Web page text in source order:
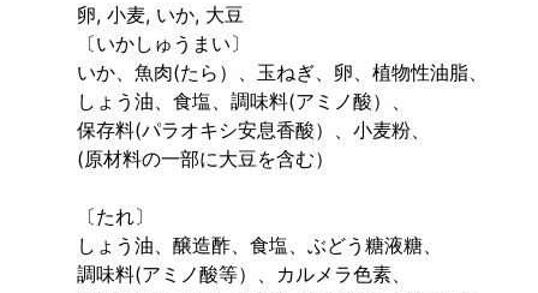
卵, 小麦, いか, 大豆
〔いかしゅうまい〕
いか、魚肉(たら）、玉ねぎ、卵、植物性油脂、
しょう油、食塩、調味料(アミノ酸）、
保存料(パラオキシ安息香酸）、小麦粉、
(原材料の一部に大豆を含む）
〔たれ〕
しょう油、醸造酢、食塩、ぶどう糖液糖、
調味料(アミノ酸等）、カルメラ色素、